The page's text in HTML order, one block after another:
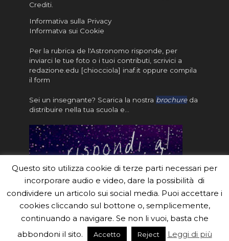
Crediti.
Informativa sulla Privacy
Informatva sui Cookie
Per la rubrica de l'Astronomo risponde, per
inviarci le tue foto o i tuoi contributi, scrivici a
redazione.edu [chiocciola] inaf.it oppure compila
il form
Sei un insegnante? Scarica la nostra brochureda
distribuire nella tua scuola e…
#eduinaf #inaf #astronomyforabetterworld.
Theme created by Meks. Powered byWordPress.
Questo sito utilizza cookie di terze parti necessari per
incorporare audio e video, dare la possibilità di
condividere un articolo sui social media. Puoi accettare i
cookies cliccando sul bottone o, semplicemente,
continuando a navigare. Se non li vuoi, basta che
abbondoni il sito.
Accetto Reject Leggi di più